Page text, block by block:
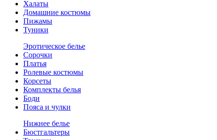
Халаты
Домашние костюмы
Пижамы
Туники
Эротическое белье
Сорочки
Платья
Ролевые костюмы
Корсеты
Комплекты белья
Боди
Пояса и чулки
Нижнее белье
Бюстгальтеры